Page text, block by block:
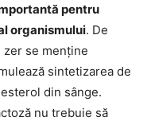
pentru
organismului. De
se menține
sintetizarea de
din sânge.
nu trebuie să